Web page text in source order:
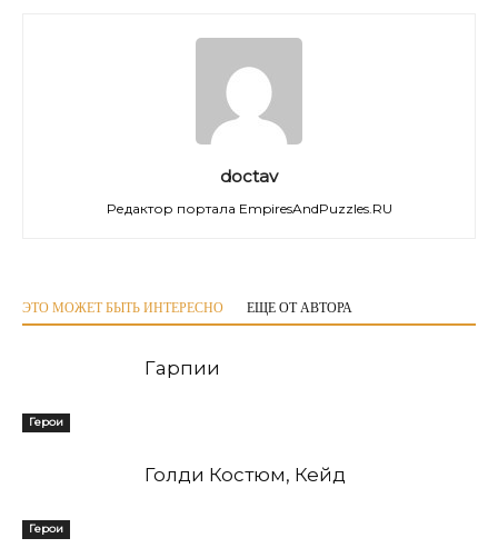
doctav
Редактор портала EmpiresAndPuzzles.RU
ЭТО МОЖЕТ БЫТЬ ИНТЕРЕСНО ЕЩЕ ОТ АВТОРА
Герои
Гарпии
Герои
Голди Костюм, Кейд